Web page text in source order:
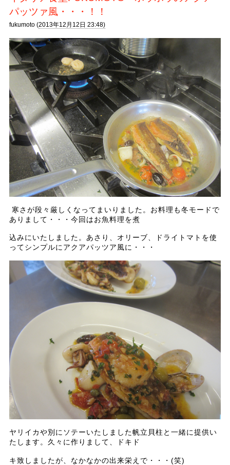
パッツァ風・・・！！
fukumoto (2013年12月12日 23:48)
寒さが段々厳しくなってまいりました。お料理も冬モードで
ありまして・・・今回はお魚料理を煮
込みにいたしました。あさり、オリーブ、ドライトマトを使
ってシンプルにアクアパッツア風に・・・
ヤリイカや別にソテーいたしました帆立貝柱と一緒に提供い
たします。久々に作りまして、ドキド
キ致しましたが、なかなかの出来栄えで・・・(笑)